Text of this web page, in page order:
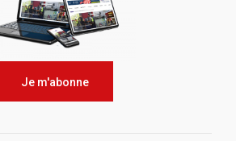
Je m'abonne